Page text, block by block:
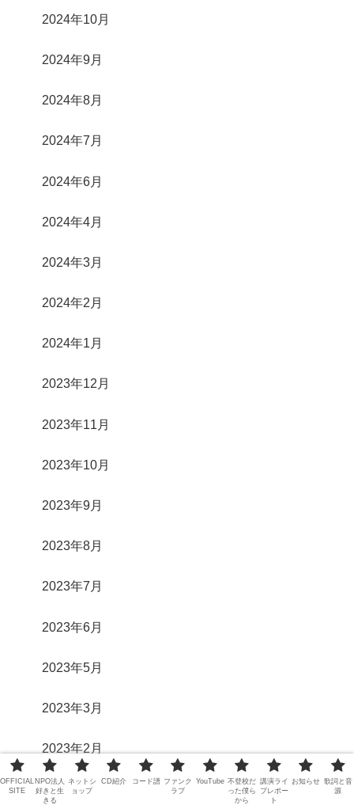
2024年10月
2024年9月
2024年8月
2024年7月
2024年6月
2024年4月
2024年3月
2024年2月
2024年1月
2023年12月
2023年11月
2023年10月
2023年9月
2023年8月
2023年7月
2023年6月
2023年5月
2023年3月
2023年2月
2023年1月
OFFICIAL
SITE
NPO法人
好きと生
きる
ネットシ
ョップ
CD紹介 コード譜 ファンク
ラブ
YouTube 不登校だ
った僕ら
から
講演ライ
ブレポー
ト
お知らせ 歌詞と音
源